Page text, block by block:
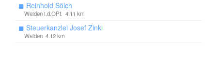
◼ Reinhold Sölch
Weiden i.d.OPf. 4.11 km
◼ Steuerkanzlei Josef Zinkl
Weiden 4.12 km